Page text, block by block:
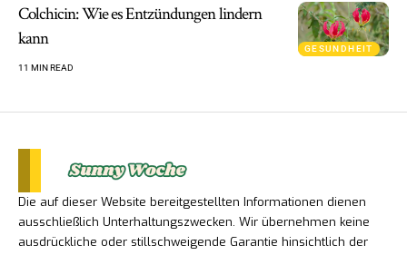
GESUNDHEIT
Colchicin: Wie es Entzündungen lindern
kann
11 MIN READ
Die auf dieser Website bereitgestellten Informationen dienen
ausschließlich Unterhaltungszwecken. Wir übernehmen keine
ausdrückliche oder stillschweigende Garantie hinsichtlich der